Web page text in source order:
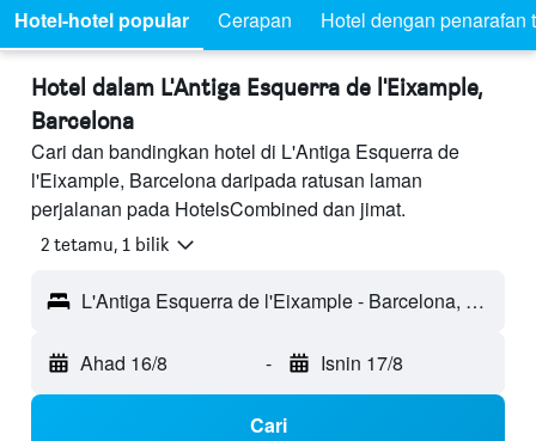
Hotel-hotel popular Cerapan Hotel dengan penarafan
Hotel dalam L'Antiga Esquerra de l'Eixample,
Barcelona
Cari dan bandingkan hotel di L'Antiga Esquerra de
l'Eixample, Barcelona daripada ratusan laman
perjalanan pada HotelsCombined dan jimat.
2 tetamu, 1 bilik
L'Antiga Esquerra de l'Eixample - Barcelona, Sepanyol
Ahad 16/8 - Isnin 17/8
Cari